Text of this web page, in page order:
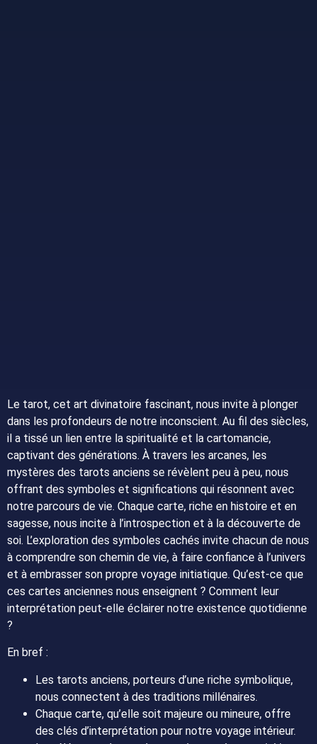
Le tarot, cet art divinatoire fascinant, nous invite à plonger
dans les profondeurs de notre inconscient. Au fil des siècles,
il a tissé un lien entre la spiritualité et la cartomancie,
captivant des générations. À travers les arcanes, les
mystères des tarots anciens se révèlent peu à peu, nous
offrant des symboles et significations qui résonnent avec
notre parcours de vie. Chaque carte, riche en histoire et en
sagesse, nous incite à l’introspection et à la découverte de
soi. L’exploration des symboles cachés invite chacun de nous
à comprendre son chemin de vie, à faire confiance à l’univers
et à embrasser son propre voyage initiatique. Qu’est-ce que
ces cartes anciennes nous enseignent ? Comment leur
interprétation peut-elle éclairer notre existence quotidienne
?
En bref :
Les tarots anciens, porteurs d’une riche symbolique,
nous connectent à des traditions millénaires.
Chaque carte, qu’elle soit majeure ou mineure, offre
des clés d’interprétation pour notre voyage intérieur.